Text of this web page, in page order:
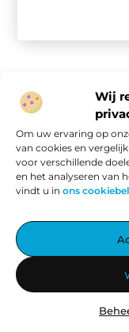
Wij
Om uw ervaring op
van cookies en
voor verschillende
en het analyseren van
vindt u in ons
Aggiez.nl
Ontdek een wereld
Onze informatie